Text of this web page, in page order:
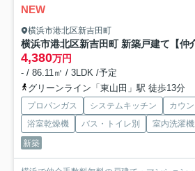
NEW
横浜市港北区新吉田町
4,380万円
- / 86.11㎡ / 3LDK /予定
グリーンライン「東山田」駅 徒歩13分
プロパンガス システムキッチン
カウ
浴室乾燥機
バス・トイレ別
室内洗濯
新築